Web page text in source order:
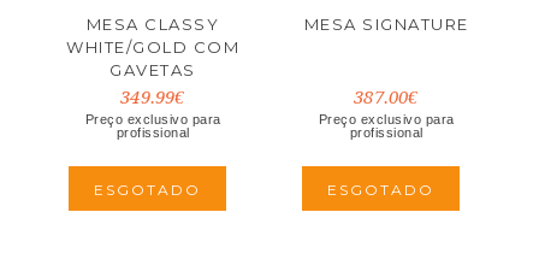
MESA CLASSY
WHITE/GOLD COM
GAVETAS
349.99€
Preço exclusivo para
profissional
ESGOTADO
MESA SIGNATURE
387.00€
Preço exclusivo para
profissional
ESGOTADO